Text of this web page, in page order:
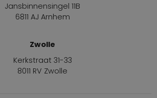
Jansbinnensingel 11B
6811 AJ Arnhem
Zwolle
Kerkstraat 31-33
8011 RV Zwolle